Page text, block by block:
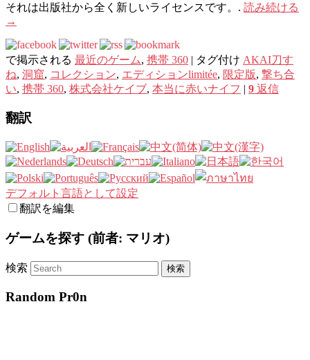
それは出版社から全く新しいライセンスです。. 読み続ける
→
で掲示される 最近のゲーム, 携帯 360 | タグ付け AKAI刀す
ね, 洞窟, コレクション, エディションlimitée, 限定版, 撃ち合
い, 携帯 360, 株式会社ケイブ, 本当に赤いナイフ | 9 返信
翻訳
デフォルト言語として設定
翻訳を編集
ゲームを探す (前者: マリオ)
検索
Random Pr0n